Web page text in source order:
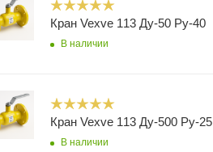
Кран Vexve 113 Ду-50 Ру-40
В наличии
Кран Vexve 113 Ду-500 Ру-25
В наличии